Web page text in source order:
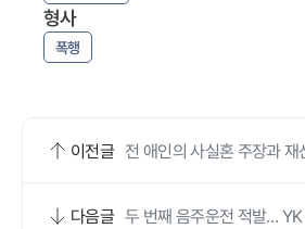
형사
폭행
이전글 전 애인의 사실혼 주장과
다음글 두 번째 음주운전 적발…